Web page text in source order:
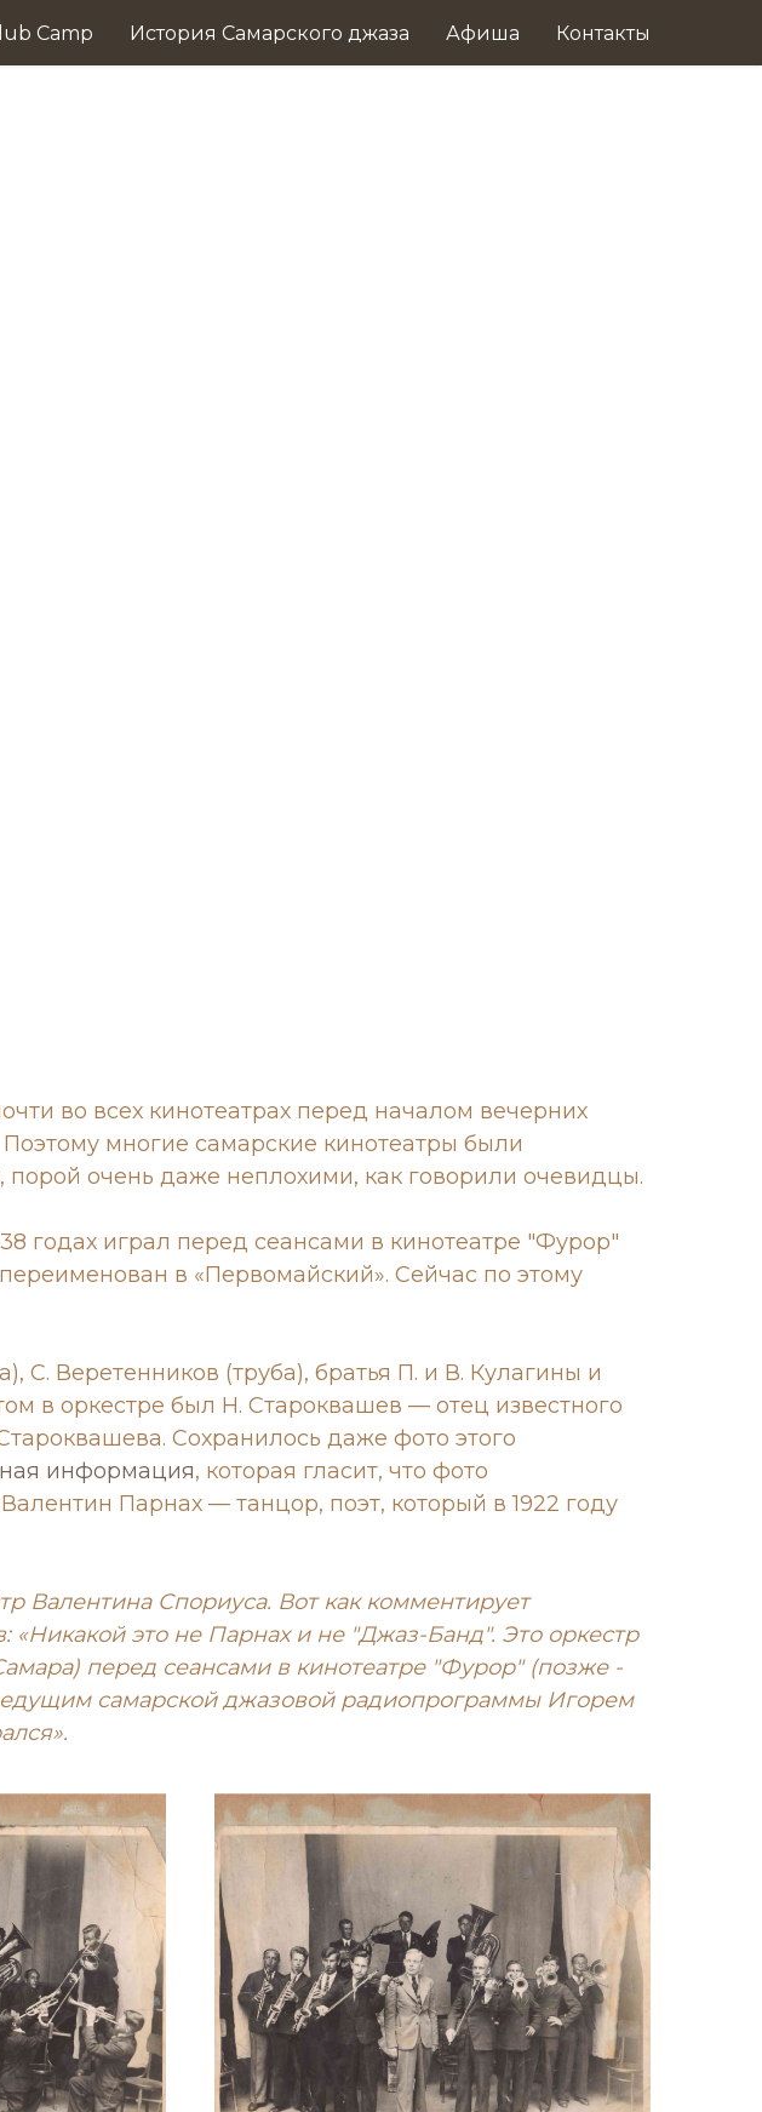
Сamp История Самарского джаза Афиша Контакты
во всех кинотеатрах перед началом вечерних
многие самарские кинотеатры были
очень даже неплохими, как говорили очевидцы.
годах играл перед сеансами в кинотеатре "Фурор"
в «Первомайский». Сейчас по этому
С. Веретенников (труба), братья П. и В. Кулагины и
в оркестре был Н. Староквашев — отец известного
Сохранилось даже фото этого
информация, которая гласит, что фото
Парнах — танцор, поэт, который в 1922 году
Валентина Спориуса. Вот как комментирует
это не Парнах и не "Джаз-Банд". Это оркестр
перед сеансами в кинотеатре "Фурор" (позже -
самарской джазовой радиопрограммы Игорем